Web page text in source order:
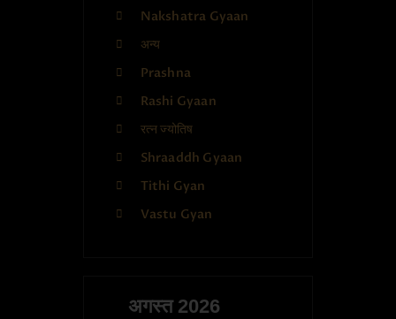
Nakshatra Gyaan
अन्य
Prashna
Rashi Gyaan
रत्न ज्योतिष
Shraaddh Gyaan
Tithi Gyan
Vastu Gyan
अगस्त 2026